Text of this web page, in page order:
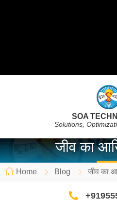
SOA
Solutions,
जीव का
Home Blog जीव का